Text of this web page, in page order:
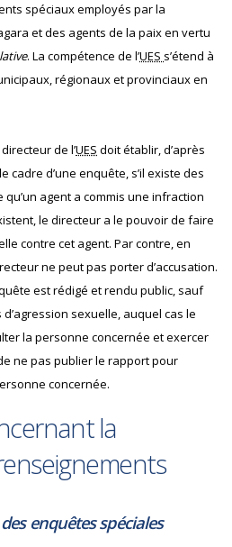
spéciaux employés par la
et des agents de la paix en vertu
. La compétence de l’UES s’étend à
régionaux et provinciaux en
de l’UES doit établir, d’après
cadre d’une enquête, s’il existe des
agent a commis une infraction
le directeur a le pouvoir de faire
contre cet agent. Par contre, en
ne peut pas porter d’accusation.
est rédigé et rendu public, sauf
sexuelle, auquel cas le
la personne concernée et exercer
ne pas publier le rapport pour
concernée.
la
enquêtes spéciales